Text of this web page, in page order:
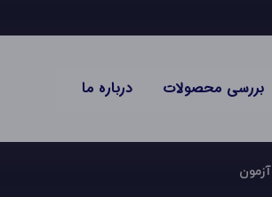
بررسی محصولات درباره ما
آزمون